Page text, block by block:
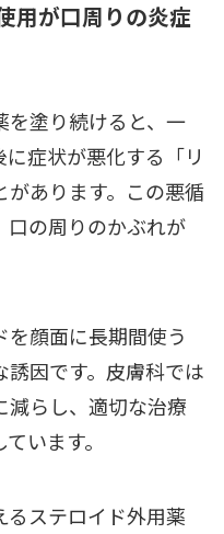
用が口周りの炎症
を塗り続けると、一
症状が悪化する「リ
あります。この悪循
口の周りのかぶれが
顔面に長期間使う
因です。皮膚科では
減らし、適切な治療
います。
るステロイド外用薬